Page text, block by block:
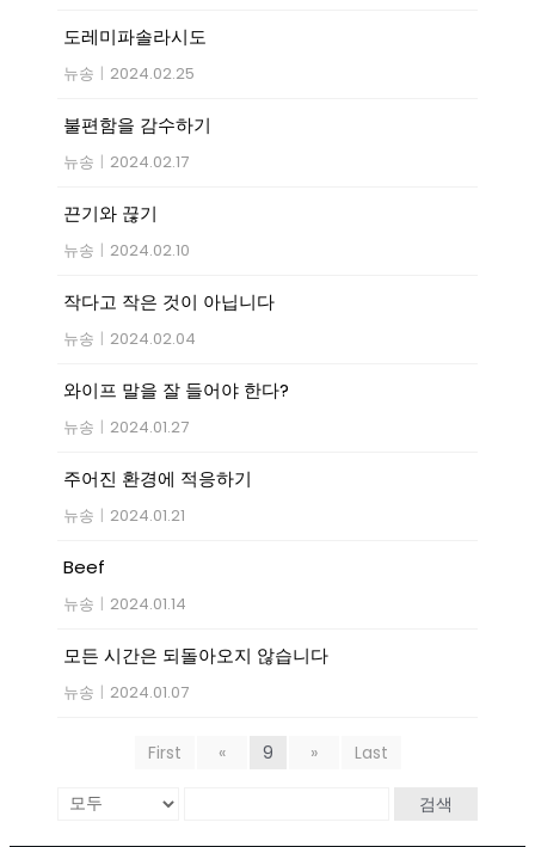
도레미파솔라시도
뉴송 | 2024.02.25
불편함을 감수하기
뉴송 | 2024.02.17
끈기와 끊기
뉴송 | 2024.02.10
작다고 작은 것이 아닙니다
뉴송 | 2024.02.04
와이프 말을 잘 들어야 한다?
뉴송 | 2024.01.27
주어진 환경에 적응하기
뉴송 | 2024.01.21
Beef
뉴송 | 2024.01.14
모든 시간은 되돌아오지 않습니다
뉴송 | 2024.01.07
First « 9 » Last
검색